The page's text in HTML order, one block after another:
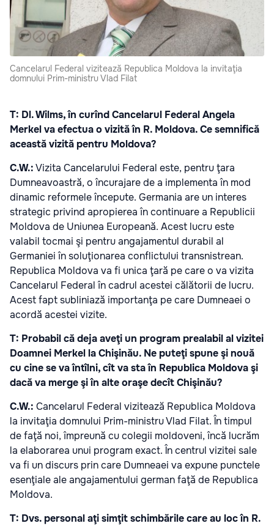
Cancelarul Federal vizitează Republica Moldova la invitaţia
domnului Prim-ministru Vlad Filat
T: Dl. Wilms, în curînd Cancelarul Federal Angela
Merkel va efectua o vizită în R. Moldova. Ce semnifică
această vizită pentru Moldova?
C.W.:Vizita Cancelarului Federal este, pentru ţara
Dumneavoastră, o încurajare de a implementa în mod
dinamic reformele începute. Germania are un interes
strategic privind apropierea în continuare a Republicii
Moldova de Uniunea Europeană. Acest lucru este
valabil tocmai şi pentru angajamentul durabil al
Germaniei în soluţionarea conflictului transnistrean.
Republica Moldova va fi unica ţară pe care o va vizita
Cancelarul Federal în cadrul acestei călătorii de lucru.
Acest fapt subliniază importanţa pe care Dumneaei o
acordă acestei vizite.
T: Probabil că deja aveţi un program prealabil al vizitei
Doamnei Merkel la Chişinău. Ne puteţi spune şi nouă
cu cine se va întîlni, cît va sta în Republica Moldova şi
dacă va merge şi în alte oraşe decît Chişinău?
C.W.: Cancelarul Federal vizitează Republica Moldova
la invitaţia domnului Prim-ministru Vlad Filat. În timpul
de faţă noi, împreună cu colegii moldoveni, încă lucrăm
la elaborarea unui program exact. În centrul vizitei sale
va fi un discurs prin care Dumneaei va expune punctele
esenţiale ale angajamentului german faţă de Republica
Moldova.
T: Dvs. personal aţi simţit schimbările care au loc în R.